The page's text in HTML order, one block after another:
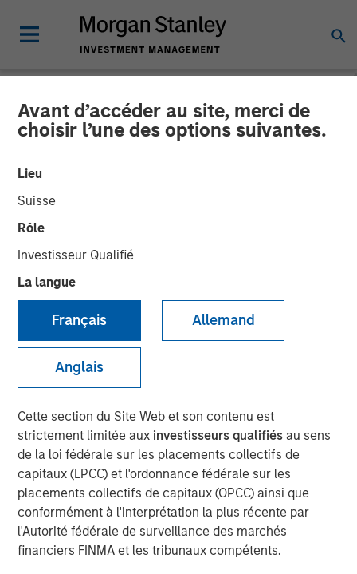
Avant d’accéder au site, merci de
choisir l’une des options suivantes.
Lieu
Suisse
Rôle
Investisseur Qualifié
La langue
Français Allemand
Anglais
Cette section du Site Web et son contenu est
strictement limitée aux investisseurs qualifiésau sens
de la loi fédérale sur les placements collectifs de
capitaux (LPCC) et l'ordonnance fédérale sur les
placements collectifs de capitaux (OPCC) ainsi que
conformément à l'interprétation la plus récente par
l'Autorité fédérale de surveillance des marchés
financiers FINMA et les tribunaux compétents.
NEWSROOM
Morgan Stanley Capital
Partners Completes
Investment in World 50
05 FÉVRIER 2020
NEW YORK, NY — February 5, 2020
Investment funds managed by Morgan Stanley Capital
Partners (“MSCP”), the middle market focused private
equity team within Morgan Stanley Investment
Management, announced recently that they have
completed an investment in World 50, Inc. (“World 50” or
the “Company”). MSCP partnered with the current
management, led by CEO David Wilkie, who will remain
CEO and continue to drive organic growth and